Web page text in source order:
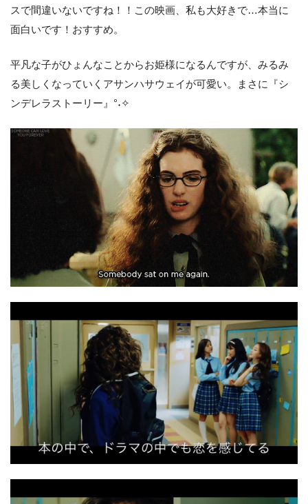
スで間違いないですね！！この映画、私も大好きで…本当に
面白いです！おすすめ。
平凡な子がひょんなことからお姫様になるんですが、みるみ
る美しくなっていくアサンハサウェイが可愛い。まさに『シ
ンデレラストーリー』°˖✧